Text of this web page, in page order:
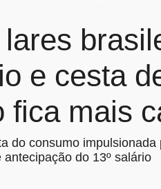
e cesta
fica mais
do consumo
do 13º salário